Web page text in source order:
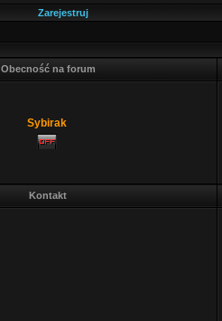
Zarejestruj
Obecność na forum
Sybirak
Kontakt